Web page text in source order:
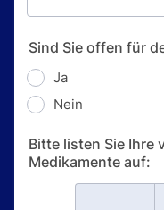
Sind Sie offen für
Ja
Nein
Bitte listen Sie
Medikamente auf: